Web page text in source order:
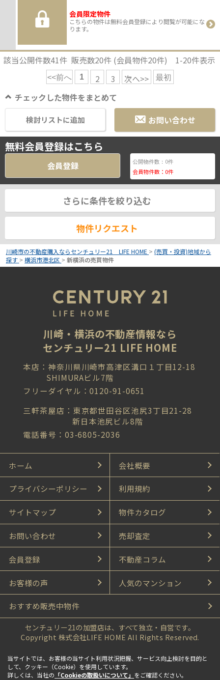
会員限定物件
こちらの物件は無料会員登録により閲覧が可能にな
ります。
該当公開件数41件 販売数20件 (会員物件20件) 1-20件表示
<<前へ 1 2 3 次へ>> 最初
チェックした物件をまとめて
お問い合わせ
検討リストに追加
無料会員登録はこちら
会員登録 公開物件数： 0件
会員物件数： 0件
さらに条件を絞り込む
物件リクエスト
川崎市の不動産購入ならセンチュリー21 LIFE HOME > (売買・投資)地域から
探す > 横浜市港北区 > 新横浜の売買物件
川崎・横浜の不動産情報なら
センチュリー21 LIFE HOME
本店：神奈川県川崎市高津区溝口１丁目12-18
SHIMURAビル7階
フリーダイヤル：0120-91-0651
三軒茶屋店：東京都世田谷区池尻3丁目21-28
新日本池尻ビル8階
電話番号：03-6805-2036
ホーム 会社概要
プライバシーポリシー 利用規約
サイトマップ 物件カタログ
お問い合わせ 売却査定
会員登録 不動産コラム
お客様の声 人気のマンション
おすすめ販売中物件
センチュリー21の加盟店は、すべて独立・自営です。
Copyright 株式会社LIFE HOME All Rights Reserved.
当サイトでは、お客様の当サイト利用状況把握、サービス向上検討を目的と
して、クッキー（Cookie）を使用しています。
詳しくは、当社の 「Cookieの取扱いについて」 をご確認ください。